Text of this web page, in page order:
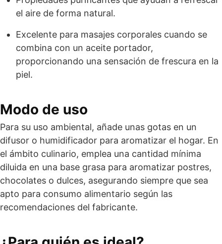
el aire de forma natural.
Excelente para masajes corporales cuando se
combina con un aceite portador,
proporcionando una sensación de frescura en la
piel.
Modo de uso
Para su uso ambiental, añade unas gotas en un
difusor o humidificador para aromatizar el hogar. En
el ámbito culinario, emplea una cantidad mínima
diluida en una base grasa para aromatizar postres,
chocolates o dulces, asegurando siempre que sea
apto para consumo alimentario según las
recomendaciones del fabricante.